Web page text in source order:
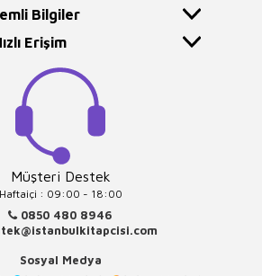
Bilgiler
Erişim
Müşteri Destek
Haftaiçi : 09:00 - 18:00
0850 480 8946
Sosyal Medya